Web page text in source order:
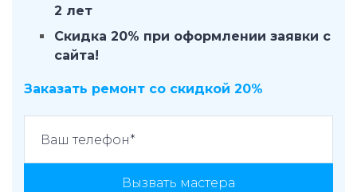
2 лет
Скидка 20% при оформлении заявки с
сайта!
Заказать ремонт со скидкой 20%
Вызвать мастера